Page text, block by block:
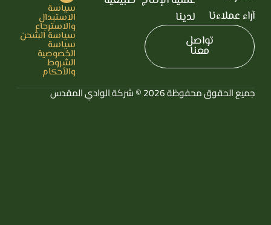
آراء عملاءنا
تواصل
معنا
لدينا
سياسة
الاستبدال
والاسترجاع
سياسة الشحن
سياسة
الخصوصية
الشروط
والأحكام
جميع الحقوق محفوظة 2026 © شركة الوادي المقدس